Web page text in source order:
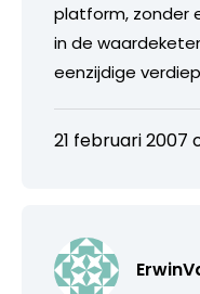
platform, zonder
in de
eenzijdige
21 februari 2007